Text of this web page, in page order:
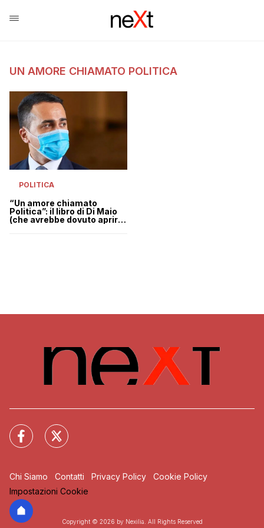
UN AMORE CHIAMATO POLITICA
POLITICA
“Un amore chiamato
Politica”: il libro di Di Maio
(che avrebbe dovuto aprire
Chi Siamo Contatti Privacy Policy
Cookie Policy
Impostazioni Cookie
Copyright © 2026 by Nexilia. All Rights Reserved